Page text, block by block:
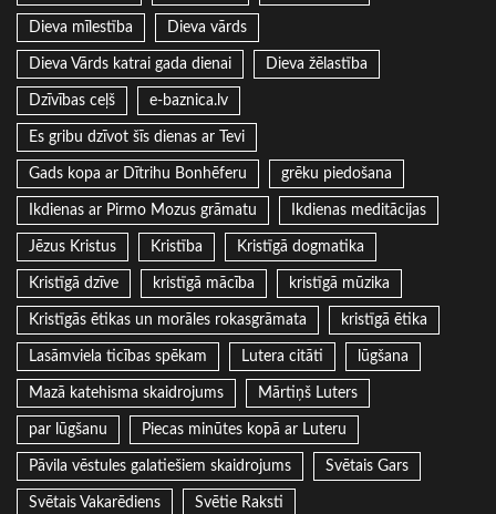
Dieva mīlestība Dieva vārds
Dieva Vārds katrai gada dienai Dieva žēlastība
Dzīvības ceļš e-baznica.lv
Es gribu dzīvot šīs dienas ar Tevi
Gads kopa ar Dītrihu Bonhēferu grēku piedošana
Ikdienas ar Pirmo Mozus grāmatu Ikdienas meditācijas
Jēzus Kristus Kristība Kristīgā dogmatika
Kristīgā dzīve kristīgā mācība kristīgā mūzika
Kristīgās ētikas un morāles rokasgrāmata kristīgā ētika
Lasāmviela ticības spēkam Lutera citāti lūgšana
Mazā katehisma skaidrojums Mārtiņš Luters
par lūgšanu Piecas minūtes kopā ar Luteru
Pāvila vēstules galatiešiem skaidrojums Svētais Gars
Svētais Vakarēdiens Svētie Raksti